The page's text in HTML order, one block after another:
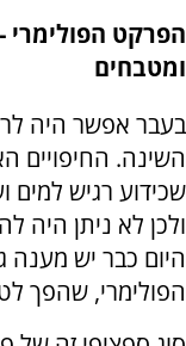
הפרקט הפולימרי
ומטבחים
בעבר אפשר היה
השינה. החיפויים
שכידוע רגיש
ולכן לא ניתן
היום כבר יש
הפולימרי, שהפך